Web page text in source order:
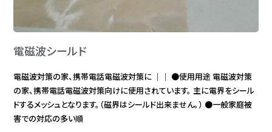
電磁波シールド
電磁波対策の家、携帯電話電磁波対策に ｜｜ ●使用用途 電磁波対策
の家、携帯電話電磁波対策向けに使用されています。 主に電界をシール
ドするメッシュとなります。（磁界はシールド出来ません。） ●一般家庭被
害での対応の多い順